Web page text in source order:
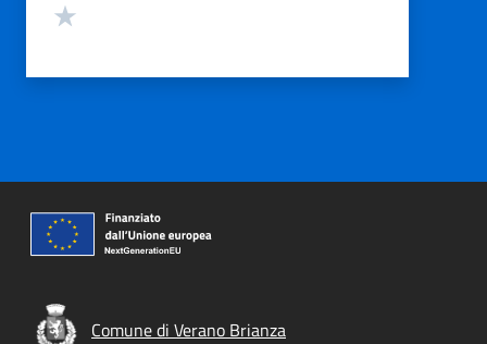
Comune di Verano Brianza